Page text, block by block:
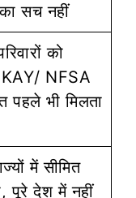
सच नहीं
को
NFSA
पहले भी मिलता
में सीमित
पूरे देश में नहीं